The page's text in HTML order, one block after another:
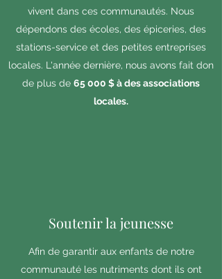
vivent dans ces communautés. Nous
dépendons des écoles, des épiceries, des
stations-service et des petites entreprises
locales. L'année dernière, nous avons fait don
de plus de 65 000 $ à des associations
locales.
Soutenir la jeunesse
Afin de garantir aux enfants de notre
communauté les nutriments dont ils ont